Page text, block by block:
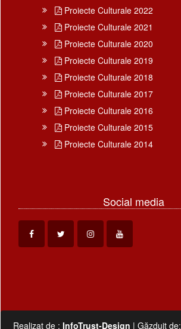
Proiecte Culturale 2022
Proiecte Culturale 2021
Proiecte Culturale 2020
Proiecte Culturale 2019
Proiecte Culturale 2018
Proiecte Culturale 2017
Proiecte Culturale 2016
Proiecte Culturale 2015
Proiecte Culturale 2014
Social media
Realizat de : InfoTrust-Design | Găzduit de: